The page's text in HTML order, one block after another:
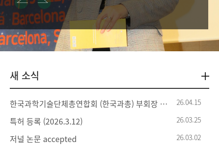
새 소식
한국과학기술단체총연합회 (한국과총) 부회장 선임 26.04.15
특허 등록 (2026.3.12) 26.03.25
저널 논문 accepted 26.03.02